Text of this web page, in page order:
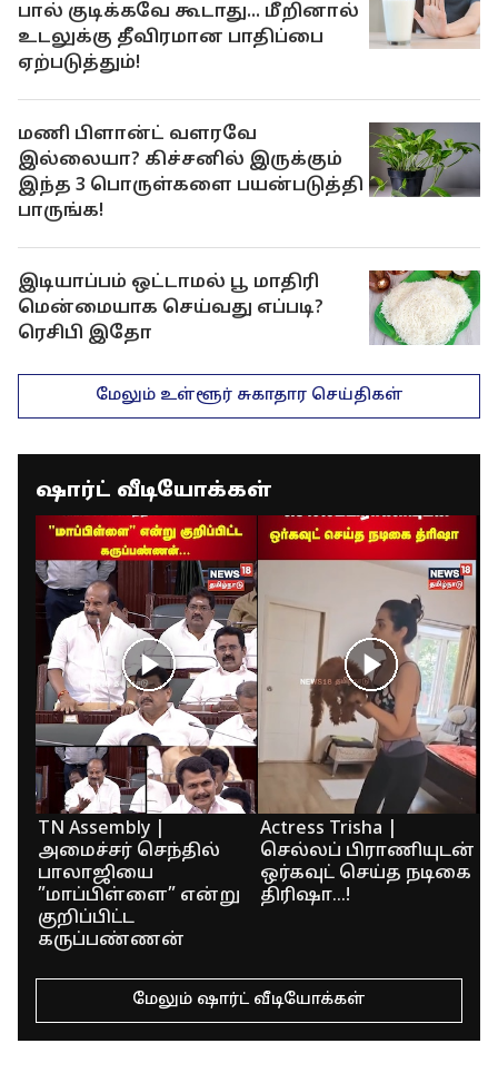
பால் குடிக்கவே கூடாது... மீறினால்
உடலுக்கு தீவிரமான பாதிப்பை
ஏற்படுத்தும்!
மணி பிளான்ட் வளரவே
இல்லையா? கிச்சனில் இருக்கும்
இந்த 3 பொருள்களை பயன்படுத்தி
பாருங்க!
இடியாப்பம் ஒட்டாமல் பூ மாதிரி
மென்மையாக செய்வது எப்படி?
ரெசிபி இதோ
மேலும் உள்ளூர் சுகாதார செய்திகள்
ஷார்ட் வீடியோக்கள்
TN Assembly |
அமைச்சர் செந்தில்
பாலாஜியை
”மாப்பிள்ளை” என்று
குறிப்பிட்ட
கருப்பண்ணன்
Actress Trisha |
செல்லப் பிராணியுடன்
ஒர்கவுட் செய்த நடிகை
திரிஷா...!
மேலும் ஷார்ட் வீடியோக்கள்